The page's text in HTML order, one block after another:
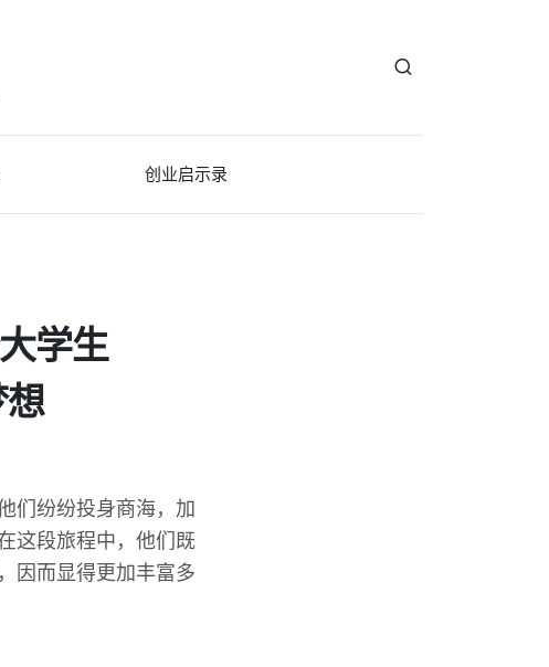
创业启示录
学生
们纷纷投身商海，加
这段旅程中，他们既
因而显得更加丰富多